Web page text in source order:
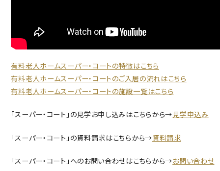
有料老人ホームスーパー・コートの特徴はこちら
有料老人ホームスーパー・コートのご入居の流れはこちら
有料老人ホームスーパー・コートの施設一覧はこちら
「スーパー・コート」の見学お申し込みはこちらから→見学申込み
「スーパー・コート」の資料請求はこちらから→資料請求
「スーパー・コート」へのお問い合わせはこちらから→お問い合わせ